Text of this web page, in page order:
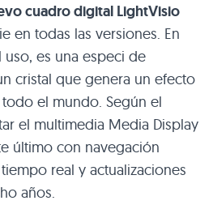
cuadro digital LightVisio
en todas las versiones. En
uso, es una especi de
cristal que genera un efecto
el mundo. Según el
el multimedia Media Display
último con navegación
real y actualizaciones
años.